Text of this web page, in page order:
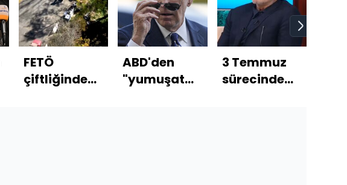
FETÖ
çiftliğinde
ABD'den
"yumuşatma"
3 Temmuz
sürecinde